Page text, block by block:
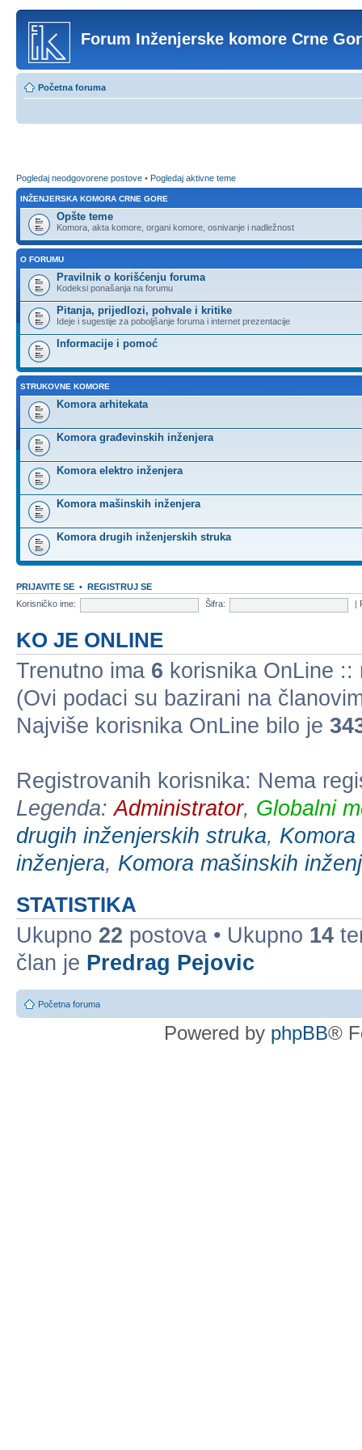
Forum Inženjerske komore Crne
Početna foruma
Pogledaj neodgovorene postove • Pogledaj aktivne teme
INŽENJERSKA KOMORA CRNE GORE
Opšte teme
Komora, akta komore, organi komore, osnivanje i nadležnost
O FORUMU
Pravilnik o korišćenju foruma
Kodeksi ponašanja na forumu
Pitanja, prijedlozi, pohvale i kritike
Ideje i sugestije za poboljšanje foruma i internet prezentacije
Informacije i pomoć
STRUKOVNE KOMORE
Komora arhitekata
Komora građevinskih inženjera
Komora elektro inženjera
Komora mašinskih inženjera
Komora drugih inženjerskih struka
PRIJAVITE SE • REGISTRUJ SE
Korisničko ime:
Šifra:
KO JE ONLINE
Trenutno ima 6 korisnika OnLine
(Ovi podaci su bazirani na
Najviše korisnika OnLine bilo je
Registrovanih korisnika: Nema
Legenda:Administrator, Globalni
drugih inženjerskih struka,
inženjera, Komora mašinskih
STATISTIKA
Ukupno 22 postova • Ukupno 14
član je Predrag Pejovic
Početna foruma
Powered by phpBB®